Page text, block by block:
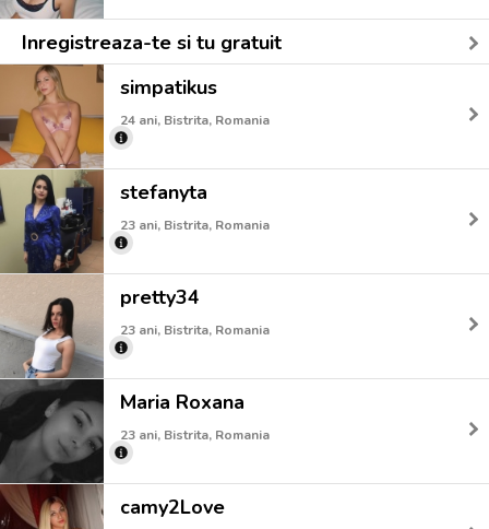
Inregistreaza-te si tu gratuit
simpatikus
24 ani, Bistrita, Romania
stefanyta
23 ani, Bistrita, Romania
pretty34
23 ani, Bistrita, Romania
Maria Roxana
23 ani, Bistrita, Romania
camy2Love